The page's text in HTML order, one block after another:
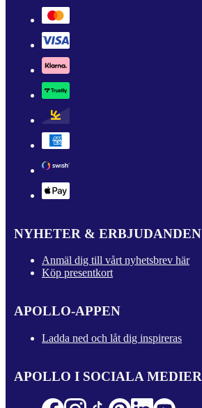
NYHETER & ERBJUDANDEN
Anmäl dig till vårt nyhetsbrev här
Köp presentkort
APOLLO-APPEN
Ladda ned och låt dig inspireras
APOLLO I SOCIALA MEDIER